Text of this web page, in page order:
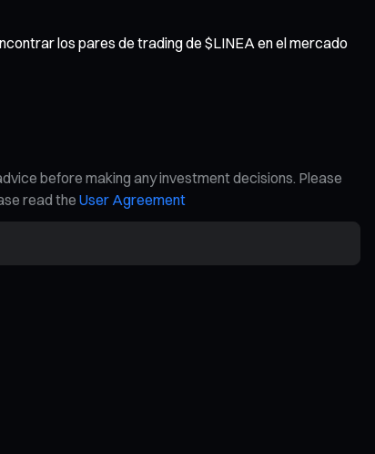
los pares de trading de $LINEA en el mercado
before making any investment decisions. Please
read the User Agreement